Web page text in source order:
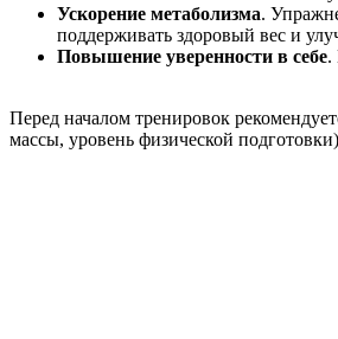
Ускорение метаболизма.
поддерживать здоровый вес и
Повышение уверенности в себе.
Перед началом тренировок
массы, уровень физической